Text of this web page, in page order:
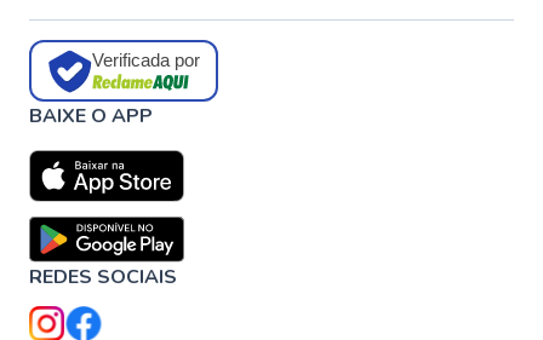
Verificada por
BAIXE O APP
REDES SOCIAIS